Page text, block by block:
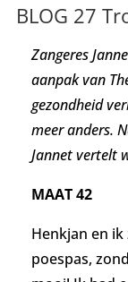
BLOG 27
Zangeres J
aanpak van
gezondheid
meer anders.
Jannet vertelt
MAAT 42
Henkjan en
poespas,